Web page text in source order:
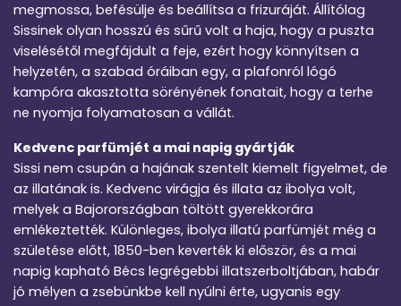
megmossa, befésülje és beállítsa a frizuráját. Állítólag
Sissinek olyan hosszú és sűrű volt a haja, hogy a puszta
viselésétől megfájdult a feje, ezért hogy könnyítsen a
helyzetén, a szabad óráiban egy, a plafonról lógó
kampóra akasztotta sörényének fonatait, hogy a terhe
ne nyomja folyamatosan a vállát.
Kedvenc parfümjét a mai napig gyártják
Sissi nem csupán a hajának szentelt kiemelt figyelmet, de
az illatának is. Kedvenc virágja és illata az ibolya volt,
melyek a Bajorországban töltött gyerekkorára
emlékeztették. Különleges, ibolya illatú parfümjét még a
születése előtt, 1850-ben keverték ki először, és a mai
napig kapható Bécs legrégebbi illatszerboltjában, habár
jó mélyen a zsebünkbe kell nyúlni érte, ugyanis egy